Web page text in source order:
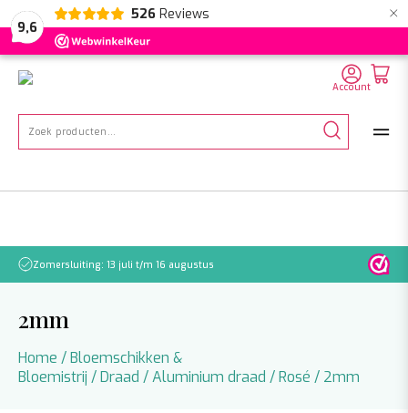
9,6
526 Reviews ×
NL EN DE
Zoeken
Account
Zomersluiting: 13 juli t/m 16 augustus Let
2mm
Home /Bloemschikken &
Bloemistrij /Draad /Aluminium draad /Rosé / 2mm